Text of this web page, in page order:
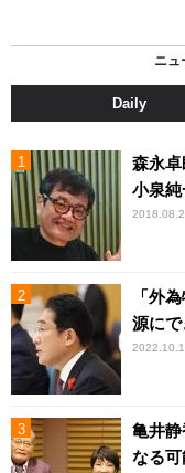
ニュ
Daily
森永
小泉
「外
源に
亀井
なる可